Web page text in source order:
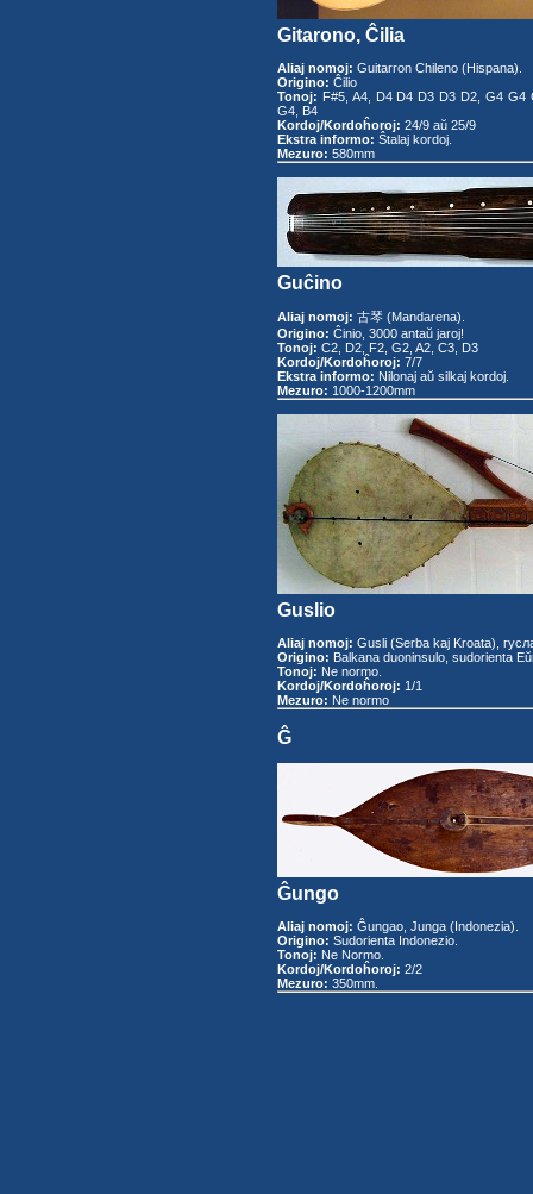
Gitarono, Ĉilia
Aliaj nomoj: Guitarron Chileno (Hispana).
Origino: Ĉilio
Tonoj: F#5, A4, D4 D4 D3 D3 D2, G4 G4
G4, B4
Kordoj/Kordoĥoroj: 24/9 aŭ 25/9
Ekstra informo: Ŝtalaj kordoj.
Mezuro: 580mm
Guĉino
Aliaj nomoj: 古琴 (Mandarena).
Origino: Ĉinio, 3000 antaŭ jaroj!
Tonoj: C2, D2, F2, G2, A2, C3, D3
Kordoj/Kordoĥoroj: 7/7
Ekstra informo: Nilonaj aŭ silkaj kordoj.
Mezuro: 1000-1200mm
Guslio
Aliaj nomoj: Gusli (Serba kaj Kroata),
Origino: Balkana duoninsulo, sudorienta
Tonoj: Ne normo.
Kordoj/Kordoĥoroj: 1/1
Mezuro: Ne normo
Ĝ
Ĝungo
Aliaj nomoj: Ĝungao, Junga (Indonezia).
Origino: Sudorienta Indonezio.
Tonoj: Ne Normo.
Kordoj/Kordoĥoroj: 2/2
Mezuro: 350mm.